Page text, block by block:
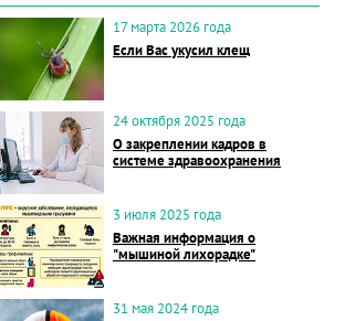
17 марта 2026 года
Если Вас укусил клещ
24 октября 2025 года
О закреплении кадров в
системе здравоохранения
3 июля 2025 года
Важная информация о
"мышиной лихорадке"
31 мая 2024 года